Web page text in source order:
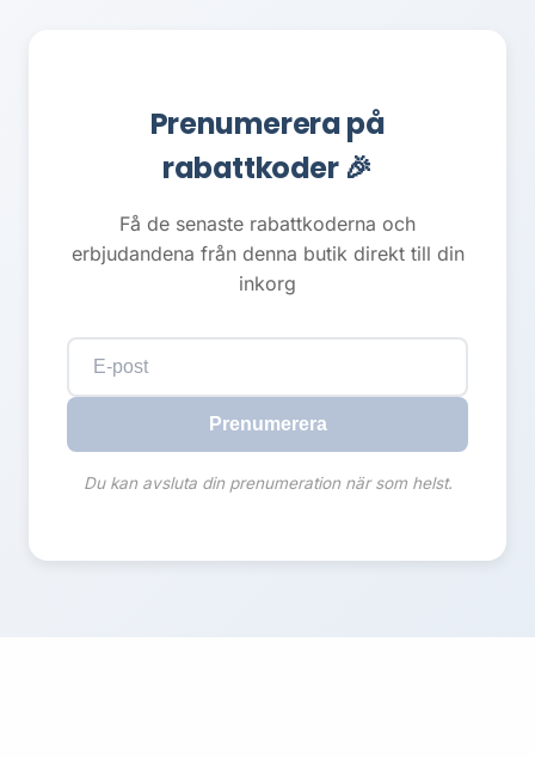
Prenumerera på
rabattkoder 🎉
Få de senaste rabattkoderna och
erbjudandena från denna butik direkt till din
inkorg
Prenumerera
Du kan avsluta din prenumeration när som helst.